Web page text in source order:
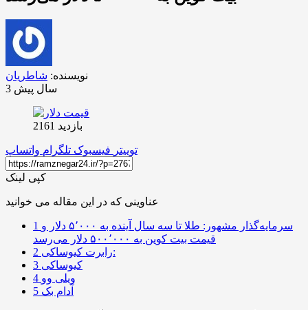
نویسنده: شاطریان
3 سال پیش
بازدید 2161
توییتر فیسبوک تلگرام واتساپ
کپی لینک
عناوینی که در این مقاله می خوانید
1
قیمت بیت کوین به ۵۰۰٬۰۰۰ دلار می‌رسد
2
رابرت کیوساکی:
3 کیوساکی
4 ویلی وو
5 آدام بک